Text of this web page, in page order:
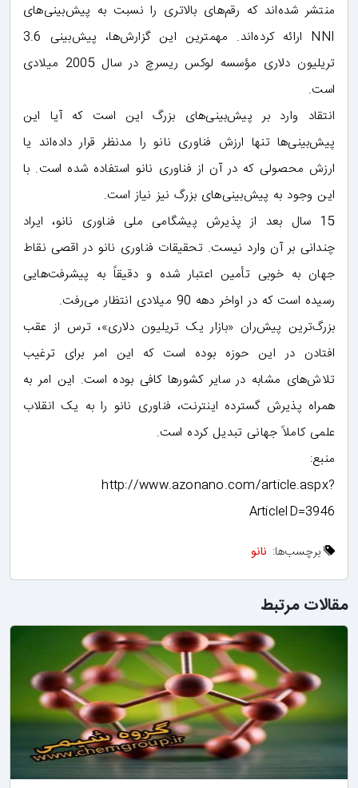
منتشر شده‌اند که رقم‌های بالاتری را نسبت به پیش‌بینی‌های
NNI ارائه کرده‌اند. مهمترین این گزارش‌ها، پیش‌بینی 3.6
تریلیون دلاری مؤسسه لوکس ریسرچ در سال 2005 میلادی
است.
انتقاد وارد بر پیش‌بینی‌های بزرگ این است که آیا این
پیش‌بینی‌ها تنها ارزش فناوری‌ نانو را مدنظر قرار داده‌اند یا
ارزش محصولی که در آن از فناوری‌ نانو استفاده شده است. با
این وجود به پیش‌بینی‌های بزرگ نیز نیاز است.
15 سال بعد از پذیرش پیشگامی ملی فناوری‌ نانو، ایراد
چندانی بر آن وارد نیست. تحقیقات فناوری‌ نانو در اقصی نقاط
جهان به خوبی تأمین اعتبار شده و دقیقاً به پیشرفت‌هایی
رسیده است که در اواخر دهه 90 میلادی انتظار می‌رفت.
بزرگ‌ترین پیش‌ران «بازار یک تریلیون دلاری»، ترس از عقب
افتادن در این حوزه بوده است که این امر برای ترغیب
تلاش‌های مشابه در سایر کشورها کافی بوده است. این امر به
همراه پذیرش گسترده اینترنت، فناوری‌ نانو را به یک انقلاب
علمی کاملاً جهانی تبدیل کرده است.
منبع:
http://www.azonano.com/article.aspx?
ArticleID=3946
برچسب‌ها: نانو
مقالات مرتبط